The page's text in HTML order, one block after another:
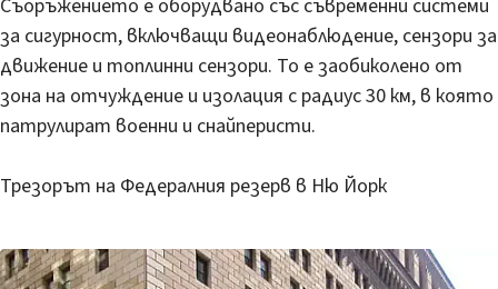
Съоръжението е оборудвано със съвременни системи
за сигурност, включващи видеонаблюдение, сензори за
движение и топлинни сензори. То е заобиколено от
зона на отчуждение и изолация с радиус 30 км, в която
патрулират военни и снайперисти.
Трезорът на Федералния резерв в Ню Йорк